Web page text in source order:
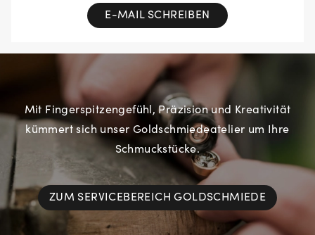
E-MAIL SCHREIBEN
Mit Fingerspitzengefühl, Präzision und Kreativität
kümmert sich unser Goldschmiedeatelier um Ihre
Schmuckstücke.
ZUM SERVICEBEREICH GOLDSCHMIEDE